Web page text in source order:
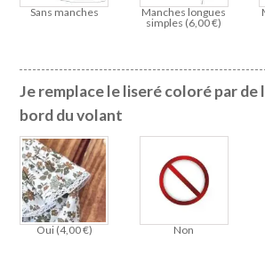
Sans manches
Manches longues
simples (6,00€)
Je remplace le liseré coloré par de
bord du volant
Oui (4,00€) Non